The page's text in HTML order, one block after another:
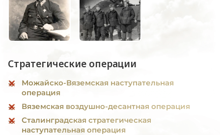
Стратегические операции
Можайско-Вяземская наступательная
операция
Вяземская воздушно-десантная операция
Сталинградская стратегическая
наступательная операция